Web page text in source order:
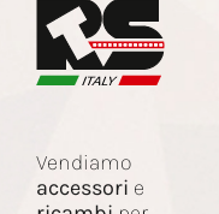
Vendiamo
accessori e